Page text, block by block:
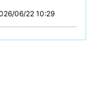
06/22 10:29